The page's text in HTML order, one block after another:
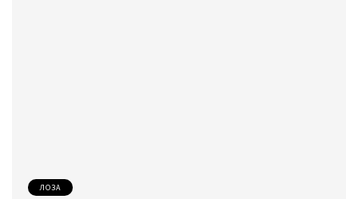
ЛОЗА